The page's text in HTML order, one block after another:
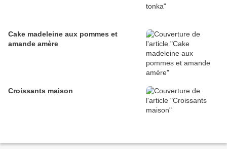
Cake madeleine aux pommes et
amande amère
Croissants maison